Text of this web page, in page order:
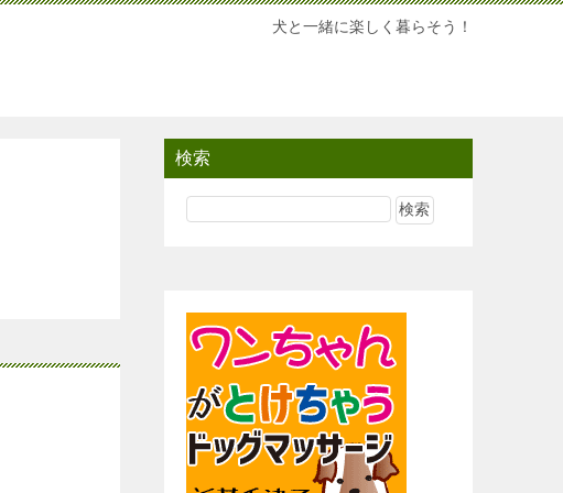
犬と一緒に楽しく暮らそう！
検索